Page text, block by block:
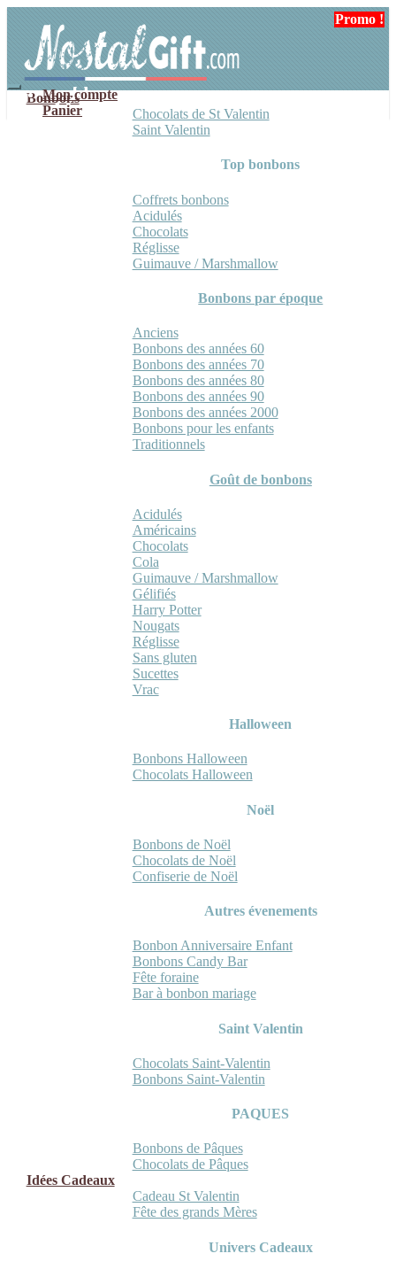
navigation
contenu
Mon compte
Panier
Bonbons
Chocolats de St Valentin
Saint Valentin
Top bonbons
Coffrets bonbons
Acidulés
Chocolats
Réglisse
Guimauve / Marshmallow
Bonbons par époque
Anciens
Bonbons des années 60
Bonbons des années 70
Bonbons des années 80
Bonbons des années 90
Bonbons des années 2000
Bonbons pour les enfants
Traditionnels
Goût de bonbons
Acidulés
Américains
Chocolats
Cola
Guimauve / Marshmallow
Gélifiés
Harry Potter
Nougats
Réglisse
Sans gluten
Sucettes
Vrac
Halloween
Bonbons Halloween
Chocolats Halloween
Noël
Bonbons de Noël
Chocolats de Noël
Confiserie de Noël
Autres évenements
Bonbon Anniversaire Enfant
Bonbons Candy Bar
Fête foraine
Bar à bonbon mariage
Saint Valentin
Chocolats Saint-Valentin
Bonbons Saint-Valentin
PAQUES
Bonbons de Pâques
Chocolats de Pâques
Idées Cadeaux
Cadeau St Valentin
Fête des grands Mères
Univers Cadeaux
Promo !